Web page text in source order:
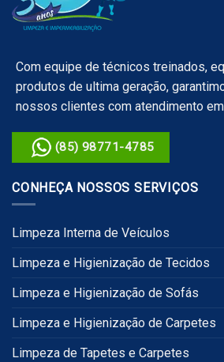
Com equipe de técnicos treinados,
produtos de ultima geração,
nossos clientes com atendimento
(85) 98771-4785
CONHEÇA NOSSOS SERVIÇOS
Limpeza Interna de Veículos
Limpeza e Higienização de Tecidos
Limpeza e Higienização de Sofás
Limpeza e Higienização de Carpetes
Limpeza de Tapetes e Carpetes